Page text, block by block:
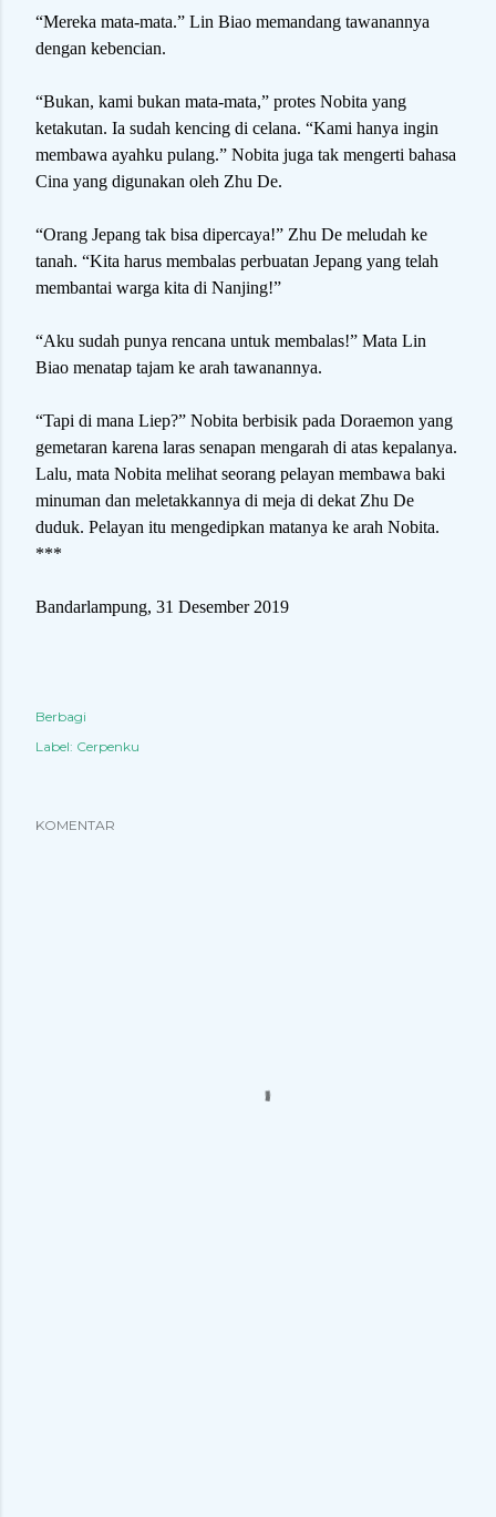
“Mereka mata-mata.” Lin Biao memandang tawanannya
dengan kebencian.
“Bukan, kami bukan mata-mata,” protes Nobita yang
ketakutan. Ia sudah kencing di celana. “Kami hanya ingin
membawa ayahku pulang.” Nobita juga tak mengerti bahasa
Cina yang digunakan oleh Zhu De.
“Orang Jepang tak bisa dipercaya!” Zhu De meludah ke
tanah. “Kita harus membalas perbuatan Jepang yang telah
membantai warga kita di Nanjing!”
“Aku sudah punya rencana untuk membalas!” Mata Lin
Biao menatap tajam ke arah tawanannya.
“Tapi di mana Liep?” Nobita berbisik pada Doraemon yang
gemetaran karena laras senapan mengarah di atas kepalanya.
Lalu, mata Nobita melihat seorang pelayan membawa baki
minuman dan meletakkannya di meja di dekat Zhu De
duduk. Pelayan itu mengedipkan matanya ke arah Nobita.
***
Bandarlampung, 31 Desember 2019
Berbagi
Label: Cerpenku
KOMENTAR